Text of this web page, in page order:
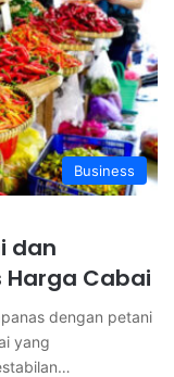
Business
dan
Cabai
dengan petani
yang